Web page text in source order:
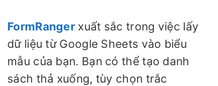
FormRanger xuất sắc trong việc lấy
dữ liệu từ Google Sheets vào biểu
mẫu của bạn. Bạn có thể tạo danh
sách thả xuống, tùy chọn trắc